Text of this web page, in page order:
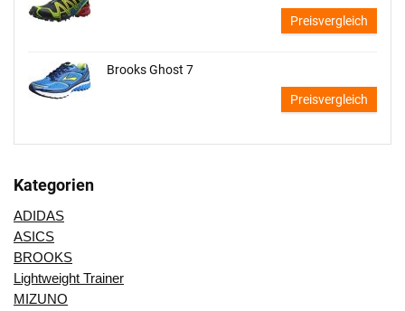
Preisvergleich
Brooks Ghost 7
Preisvergleich
Kategorien
ADIDAS
ASICS
BROOKS
Lightweight Trainer
MIZUNO